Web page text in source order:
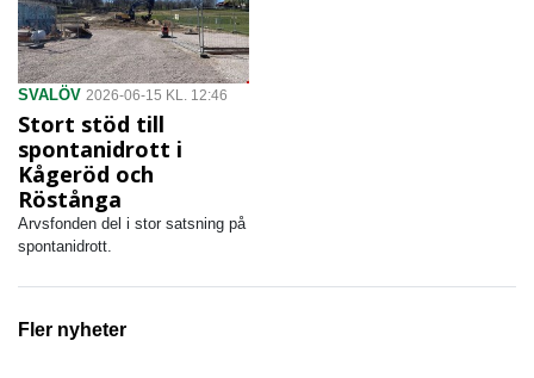
SVALÖV 2026-06-15 KL. 12:46
Stort stöd till
spontanidrott i
Kågeröd och
Röstånga
Arvsfonden del i stor satsning på
spontanidrott.
Fler nyheter